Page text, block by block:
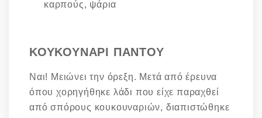
καρπούς, ψάρια
ΚΟΥΚΟΥΝΑΡΙ ΠΑΝΤΟΥ
Ναι! Μειώνει την όρεξη. Μετά από έρευνα
όπου χορηγήθηκε λάδι που είχε παραχθεί
από σπόρους κουκουναριών, διαπιστώθηκε